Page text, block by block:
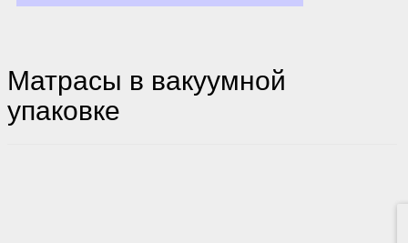
Матрасы в вакуумной
упаковке